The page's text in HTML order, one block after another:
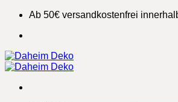
Zum
springen
Ab 50€ versandkostenfrei